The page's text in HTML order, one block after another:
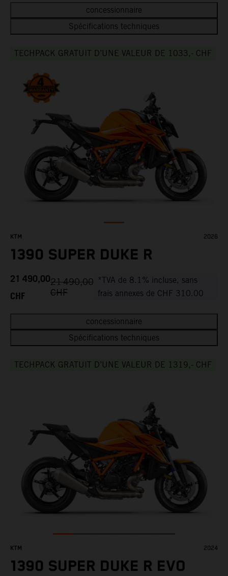
concessionnaire
Spécifications techniques
TECHPACK GRATUIT D’UNE VALEUR DE 1033,- CHF
KTM 2026
1390 SUPER DUKE R
21 490,00
CHF
21 490,00
CHF
*TVA de 8.1% incluse, sans
frais annexes de CHF 310.00
concessionnaire
Spécifications techniques
TECHPACK GRATUIT D’UNE VALEUR DE 1319,- CHF
KTM 2024
1390 SUPER DUKE R EVO